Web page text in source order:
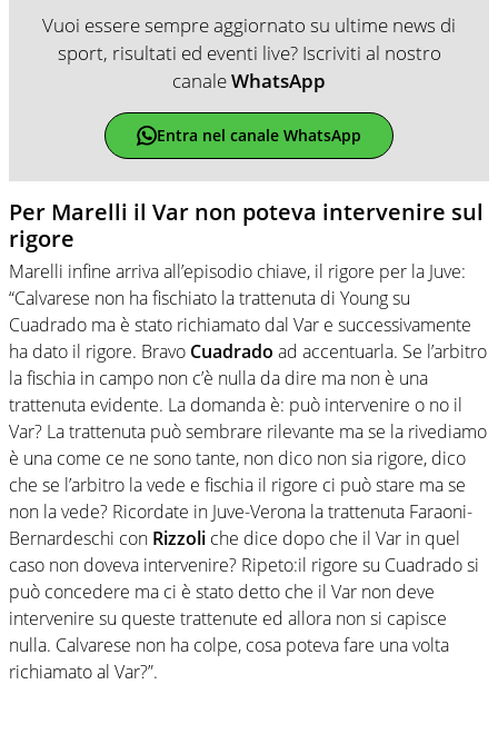
Vuoi essere sempre aggiornato su ultime news di
sport, risultati ed eventi live? Iscriviti al nostro
canaleWhatsApp
Entra nel canale WhatsApp
Per Marelli il Var non poteva intervenire sul
rigore
Marelli infine arriva all’episodio chiave, il rigore per la Juve:
“Calvarese non ha fischiato la trattenuta di Young su
Cuadrado ma è stato richiamato dal Var e successivamente
ha dato il rigore. Bravo Cuadrado ad accentuarla. Se l’arbitro
la fischia in campo non c’è nulla da dire ma non è una
trattenuta evidente. La domanda è: può intervenire o no il
Var? La trattenuta può sembrare rilevante ma se la rivediamo
è una come ce ne sono tante, non dico non sia rigore, dico
che se l’arbitro la vede e fischia il rigore ci può stare ma se
non la vede? Ricordate in Juve-Verona la trattenuta Faraoni-
Bernardeschi con Rizzoli che dice dopo che il Var in quel
caso non doveva intervenire? Ripeto:il rigore su Cuadrado si
può concedere ma ci è stato detto che il Var non deve
intervenire su queste trattenute ed allora non si capisce
nulla. Calvarese non ha colpe, cosa poteva fare una volta
richiamato al Var?”.